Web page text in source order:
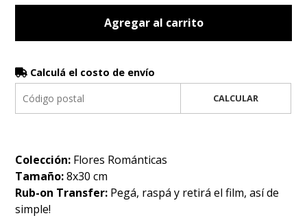
Agregar al carrito
Calculá el costo de envío
CALCULAR
Colección: Flores Románticas
Tamaño:8x30 cm
Rub-on Transfer: Pegá, raspá y retirá el film, así de
simple!